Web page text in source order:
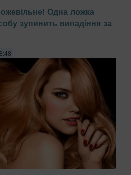
Одна ложка
зупинить випадіння за